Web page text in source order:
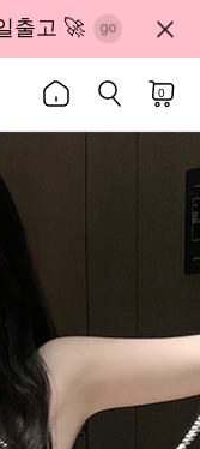
출고 🚀
0